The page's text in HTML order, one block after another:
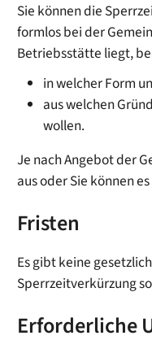
Sie können die
formlos bei der
Betriebsstätte liegt,
in welcher Form
aus welchen
wollen.
Je nach Angebot der
aus oder Sie können
Fristen
Es gibt keine
Sperrzeitverkürzung
Erforderliche